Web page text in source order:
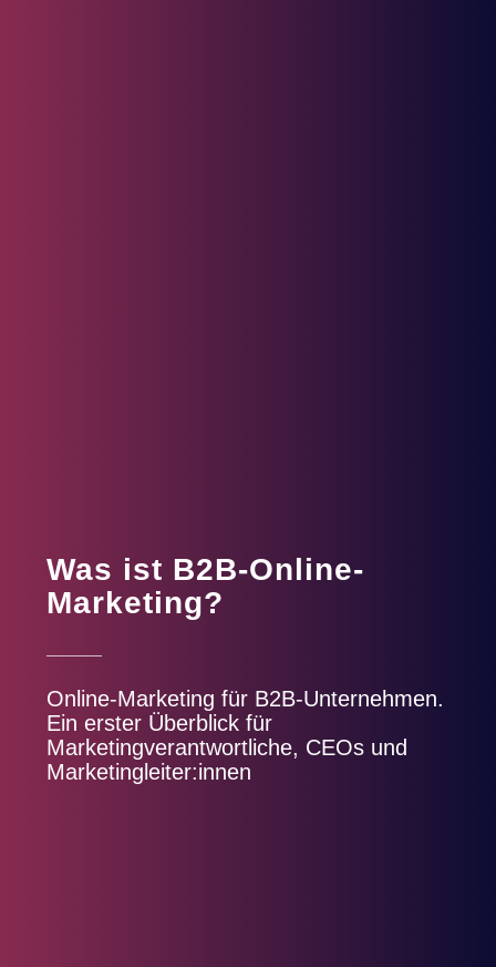
Was ist B2B-Online-
Marketing?
Online-Marketing für B2B-Unternehmen.
Ein erster Überblick für
Marketingverantwortliche, CEOs und
Marketingleiter:innen